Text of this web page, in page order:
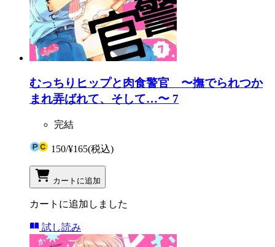
むっちりヒップと肉食警官 〜撫でられつか
まれ弄ばれて、そして…〜 7
完結
150/¥165(税込)
カートに追加
カートに追加しました
試し読み